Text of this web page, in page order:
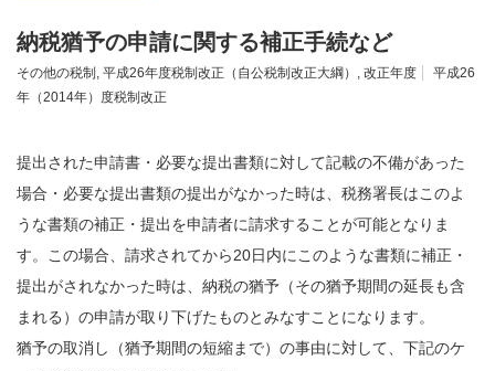
納税猶予の申請に関する補正手続など
その他の税制 , 平成26年度税制改正（自公税制改正大綱） , 改正年度
平成26
年（2014年）度税制改正
提出された申請書・必要な提出書類に対して記載の不備があった
場合・必要な提出書類の提出がなかった時は、税務署長はこのよ
うな書類の補正・提出を申請者に請求することが可能となりま
す。この場合、請求されてから20日内にこのような書類に補正・
提出がされなかった時は、納税の猶予（その猶予期間の延長も含
まれる）の申請が取り下げたものとみなすことになります。
猶予の取消し（猶予期間の短縮まで）の事由に対して、下記のケ